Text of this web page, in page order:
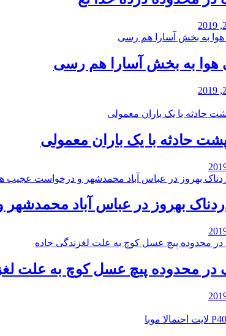
هوا به بخش آسارا هم رسی
حادثه با یک باران معمولی
بهروز در عباس آباد
در محدوده پیچ عسل کوچ به علت